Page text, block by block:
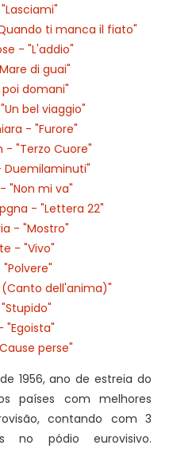
ti manca il fiato"
- "L'addio"
di guai"
poi domani"
bel viaggio"
- "Furore"
- "Terzo Cuore"
Duemilaminuti"
"Non mi va"
- "Lettera 22"
- "Mostro"
- "Vivo"
(Canto dell'anima)"
"Egoista"
perse"
1956, ano de estreia do
países com melhores
contando com 3
no pódio eurovisivo.